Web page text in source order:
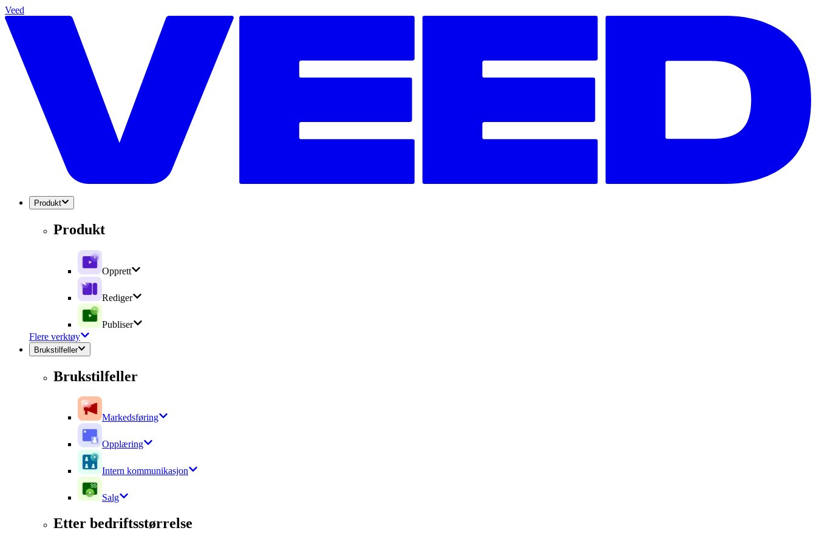
Veed
Produkt
Produkt
Opprett
Rediger
Publiser
Flere verktøy
Brukstilfeller
Brukstilfeller
Markedsføring
Opplæring
Intern kommunikasjon
Salg
Etter bedriftsstørrelse